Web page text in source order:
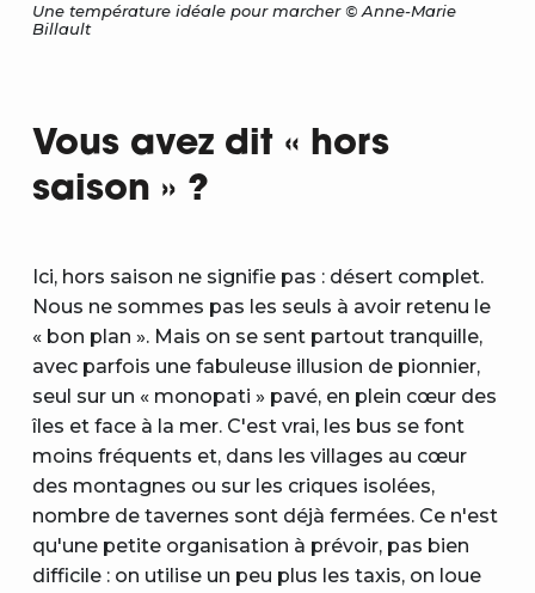
Une température idéale pour marcher © Anne-Marie
Billault
Vous avez dit « hors
saison » ?
Ici, hors saison ne signifie pas : désert complet.
Nous ne sommes pas les seuls à avoir retenu le
« bon plan ». Mais on se sent partout tranquille,
avec parfois une fabuleuse illusion de pionnier,
seul sur un « monopati » pavé, en plein cœur des
îles et face à la mer. C'est vrai, les bus se font
moins fréquents et, dans les villages au cœur
des montagnes ou sur les criques isolées,
nombre de tavernes sont déjà fermées. Ce n'est
qu'une petite organisation à prévoir, pas bien
difficile : on utilise un peu plus les taxis, on loue